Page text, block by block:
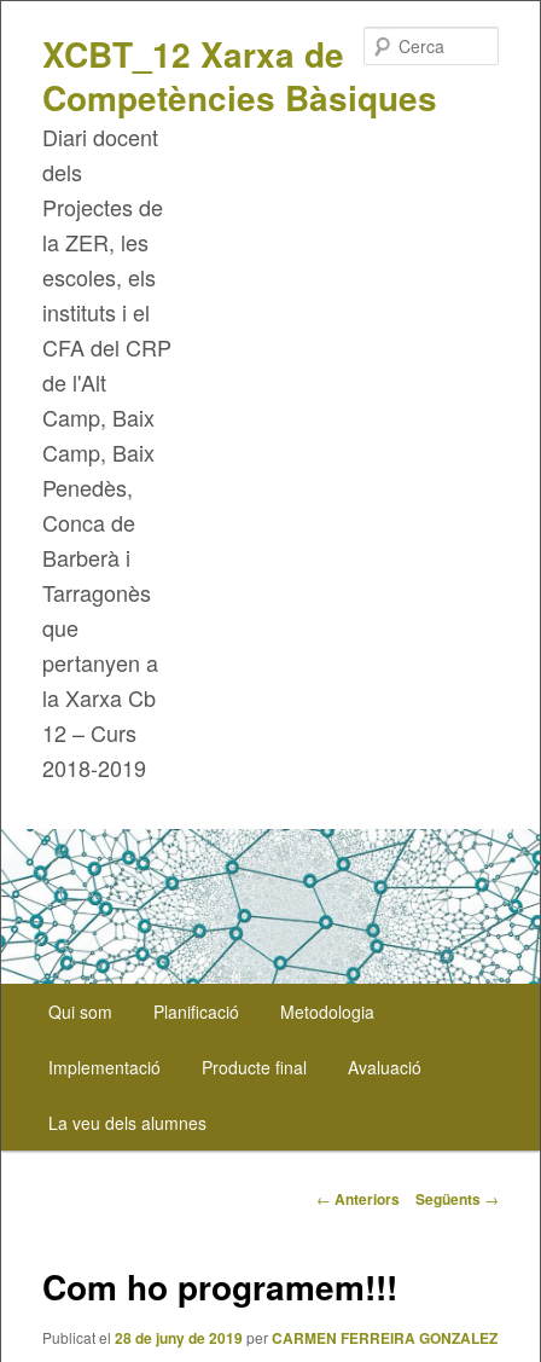
XCBT_12 Xarxa de
Competències Bàsiques
Diari docent
dels
Projectes de
la ZER, les
escoles, els
instituts i el
CFA del CRP
de l'Alt
Camp, Baix
Camp, Baix
Penedès,
Conca de
Barberà i
Tarragonès
que
pertanyen a
la Xarxa Cb
12 – Curs
2018-2019
principal
Aneu
al
contingut
Qui som Planificació Metodologia
Implementació Producte final Avaluació
La veu dels alumnes
Navegació
← Anteriors Següents →
Com ho programem!!!
Publicat el 28 de juny de 2019perCARMEN FERREIRA GONZALEZ